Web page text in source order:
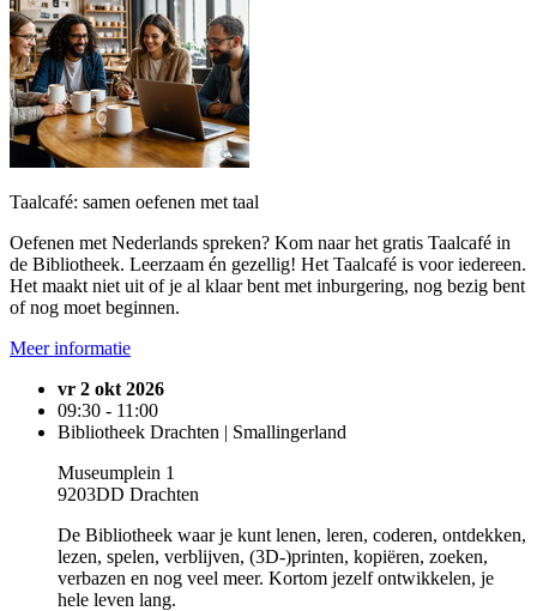
Taalcafé: samen oefenen met taal
Oefenen met Nederlands spreken? Kom naar het gratis Taalcafé in
de Bibliotheek. Leerzaam én gezellig! Het Taalcafé is voor iedereen.
Het maakt niet uit of je al klaar bent met inburgering, nog bezig bent
of nog moet beginnen.
Meer informatie
vr 2 okt 2026
09:30 - 11:00
Bibliotheek Drachten | Smallingerland
Museumplein 1
9203DD Drachten
De Bibliotheek waar je kunt lenen, leren, coderen, ontdekken,
lezen, spelen, verblijven, (3D-)printen, kopiëren, zoeken,
verbazen en nog veel meer. Kortom jezelf ontwikkelen, je
hele leven lang.